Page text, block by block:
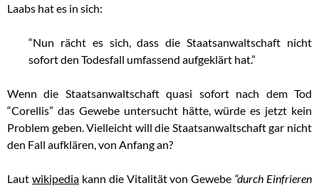
Laabs hat es in sich:
“Nun rächt es sich, dass die Staatsanwaltschaft nicht
sofort den Todesfall umfassend aufgeklärt hat.”
Wenn die Staatsanwaltschaft quasi sofort nach dem Tod
“Corellis” das Gewebe untersucht hätte, würde es jetzt kein
Problem geben. Vielleicht will die Staatsanwaltschaft gar nicht
den Fall aufklären, von Anfang an?
Laut wikipediakann die Vitalität von Gewebe “durch Einfrieren